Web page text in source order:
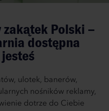
Polski –
dostępna
ulotek, banerów,
nośników reklamy,
dotrze do Ciebie